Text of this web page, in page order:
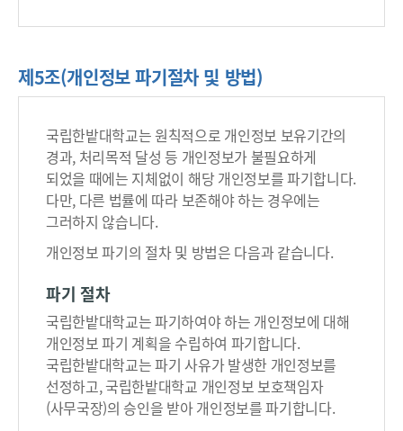
제5조(개인정보 파기절차 및 방법)
국립한밭대학교는 원칙적으로 개인정보 보유기간의
경과, 처리목적 달성 등 개인정보가 불필요하게
되었을 때에는 지체없이 해당 개인정보를 파기합니다.
다만, 다른 법률에 따라 보존해야 하는 경우에는
그러하지 않습니다.
개인정보 파기의 절차 및 방법은 다음과 같습니다.
파기 절차
국립한밭대학교는 파기하여야 하는 개인정보에 대해
개인정보 파기 계획을 수립하여 파기합니다.
국립한밭대학교는 파기 사유가 발생한 개인정보를
선정하고, 국립한밭대학교 개인정보 보호책임자
(사무국장)의 승인을 받아 개인정보를 파기합니다.